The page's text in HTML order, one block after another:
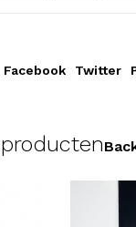
Facebook Twitter